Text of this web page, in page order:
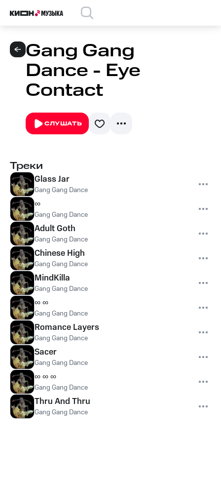
Gang Gang
Dance - Eye
Contact
СЛУШАТЬ
Треки
Glass Jar
Gang Gang Dance
∞
Gang Gang Dance
Adult Goth
Gang Gang Dance
Chinese High
Gang Gang Dance
MindKilla
Gang Gang Dance
∞ ∞
Gang Gang Dance
Romance Layers
Gang Gang Dance
Sacer
Gang Gang Dance
∞ ∞ ∞
Gang Gang Dance
Thru And Thru
Gang Gang Dance